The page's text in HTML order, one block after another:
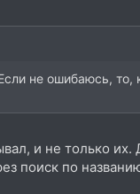
не ошибаюсь,
и не только их.
поиск по